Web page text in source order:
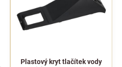
Plastový kryt tlačítek vody